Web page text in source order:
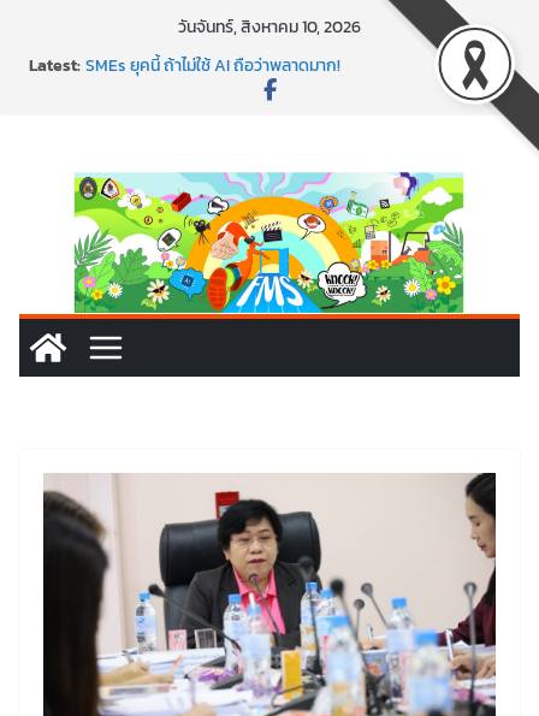
วันจันทร์, สิงหาคม 10, 2026
Latest:พาธุรกิจท้องถิ่นสู่ตลาดโลก ด้วยเทคโนโลยี AI!
SMEs ยุคนี้ ถ้าไม่ใช้ AI ถือว่าพลาดมาก!
พร้อมลุยแล้ว! ปักหมุดโรดแมป AI อัปสกิลธุรกิจให้พุ่งทะยาน